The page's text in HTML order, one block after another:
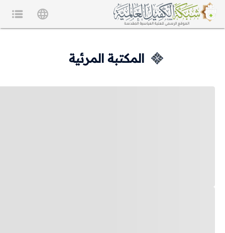
المكتبة المرئية